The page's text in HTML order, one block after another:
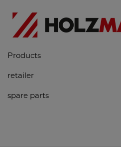
Products
retailer
spare parts